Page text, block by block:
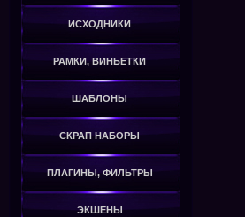
ИСХОДНИКИ
РАМКИ, ВИНЬЕТКИ
ШАБЛОНЫ
СКРАП НАБОРЫ
ПЛАГИНЫ, ФИЛЬТРЫ
ЭКШЕНЫ